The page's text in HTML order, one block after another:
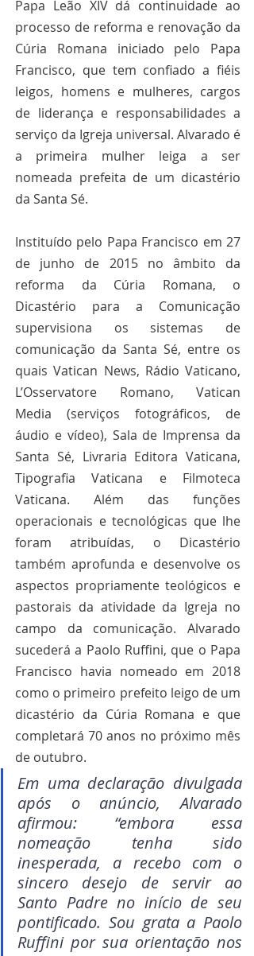
Papa Leão XIV dá continuidade ao
processo de reforma e renovação da
Cúria Romana iniciado pelo Papa
Francisco, que tem confiado a fiéis
leigos, homens e mulheres, cargos
de liderança e responsabilidades a
serviço da Igreja universal. Alvarado é
a primeira mulher leiga a ser
nomeada prefeita de um dicastério
da Santa Sé.
Instituído pelo Papa Francisco em 27
de junho de 2015 no âmbito da
reforma da Cúria Romana, o
Dicastério para a Comunicação
supervisiona os sistemas de
comunicação da Santa Sé, entre os
quais Vatican News, Rádio Vaticano,
L’Osservatore Romano, Vatican
Media (serviços fotográficos, de
áudio e vídeo), Sala de Imprensa da
Santa Sé, Livraria Editora Vaticana,
Tipografia Vaticana e Filmoteca
Vaticana. Além das funções
operacionais e tecnológicas que lhe
foram atribuídas, o Dicastério
também aprofunda e desenvolve os
aspectos propriamente teológicos e
pastorais da atividade da Igreja no
campo da comunicação. Alvarado
sucederá a Paolo Ruffini, que o Papa
Francisco havia nomeado em 2018
como o primeiro prefeito leigo de um
dicastério da Cúria Romana e que
completará 70 anos no próximo mês
de outubro.
Em uma declaração divulgada
após o anúncio, Alvarado
afirmou: “embora essa
nomeação tenha sido
inesperada, a recebo com o
sincero desejo de servir ao
Santo Padre no início de seu
pontificado. Sou grata a Paolo
Ruffini por sua orientação nos